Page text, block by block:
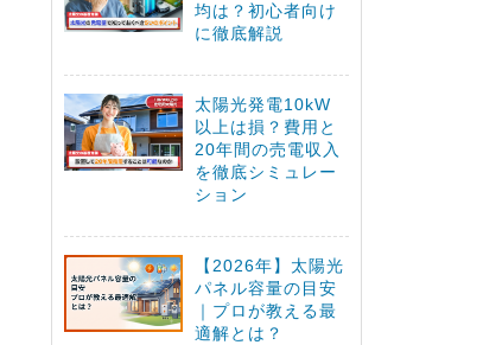
均は？初心者向け
に徹底解説
太陽光発電10kW
以上は損？費用と
20年間の売電収入
を徹底シミュレー
ション
【2026年】太陽光
パネル容量の目安
｜プロが教える最
適解とは？